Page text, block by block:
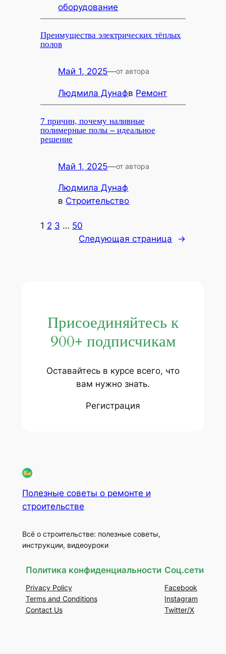
оборудование
Преимущества электрических тёплых
полов
Май 1, 2025—от автора
Людмила Дунафв Ремонт
7 причин, почему наливные
полимерные полы – идеальное
решение
Май 1, 2025—от автора
Людмила Дунаф
в Строительство
1 2 3 … 50
Следующая страница
→
Присоединяйтесь к
900+ подписчикам
Оставайтесь в курсе всего, что
вам нужно знать.
Регистрация
Полезные советы о ремонте и
строительстве
Всё о строительстве: полезные советы,
инструкции, видеоуроки
Политика конфиденциальности
Privacy Policy
Terms and Conditions
Contact Us
Соц.сети
Facebook
Instagram
Twitter/X